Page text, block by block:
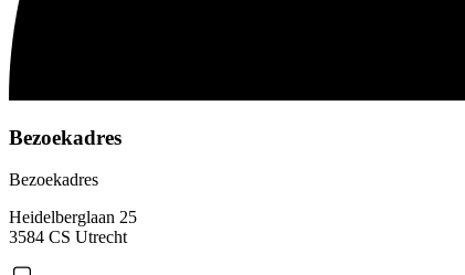
Bezoekadres
Bezoekadres
Heidelberglaan 25
3584 CS Utrecht